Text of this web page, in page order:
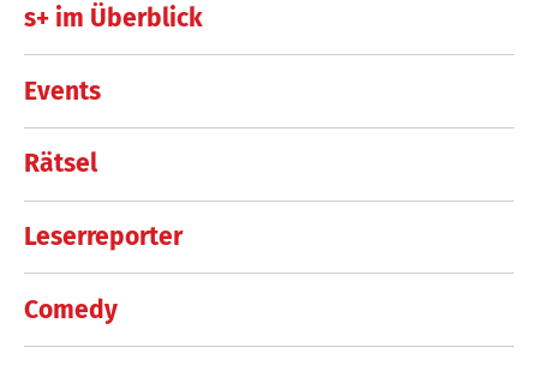
s+ im Überblick
Events
Rätsel
Leserreporter
Comedy